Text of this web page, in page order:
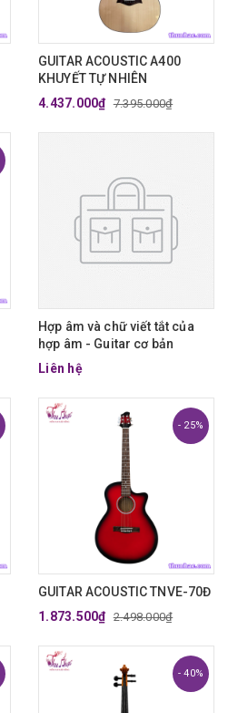
GUITAR ACOUSTIC A400
KHUYẾT TỰ NHIÊN
4.437.000₫ 7.395.000₫
Hợp âm và chữ viết tắt của
hợp âm - Guitar cơ bản
Liên hệ
- 25%
GUITAR ACOUSTIC TNVE-70Đ
1.873.500₫ 2.498.000₫
- 40%